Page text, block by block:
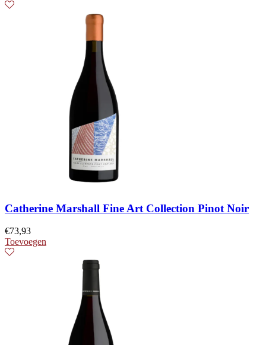
Catherine Marshall Fine Art Collection Pinot Noir
€73,93
Toevoegen